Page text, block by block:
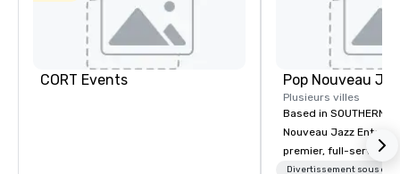
CORT Events
Plusieurs villes
Based in SOUTHERN
Nouveau Jazz
premier, full-service
entertainment
Divertissement sous